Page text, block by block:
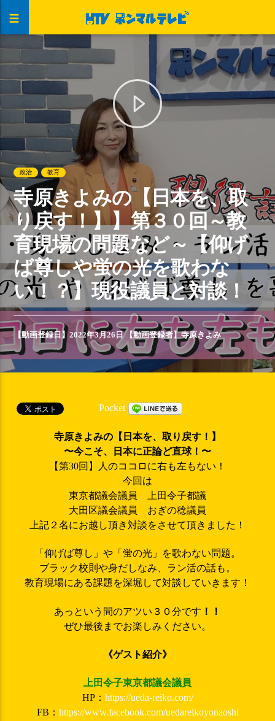
政治 教育
寺原きよみの【日本を、取
り戻す！】】第３０回～教
育現場の問題など～【仰げ
ば尊しや蛍の光を歌わな
い！？】現役議員と対談！
【動画登録日】2022年3月26日 【動画登録者】寺原きよみ
Pocket
寺原きよみの【日本を、取り戻す！】
〜今こそ、日本に正論ど直球！〜
【第30回】人のココロに右も左もない！
今回は
東京都議会議員 上田令子都議
大田区議会議員 おぎの稔議員
上記２名にお越し頂き対談をさせて頂きました！
「仰げば尊し」や「蛍の光」を歌わない問題。
ブラック校則や身だしなみ、ラン活の話も。
教育現場にある課題を深堀して対談していきます！
あっという間のアツい３０分です ！！
ぜひ最後までお楽しみください。
《ゲスト紹介》
上田令子東京都議会議員
HP： https://ueda-reiko.com/
FB： https://www.facebook.com/uedareikoyonaoshi